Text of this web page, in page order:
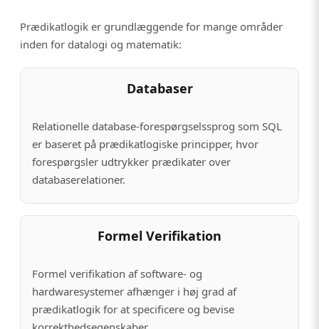
Prædikatlogik er grundlæggende for mange områder
inden for datalogi og matematik:
Databaser
Relationelle database-forespørgselssprog som SQL
er baseret på prædikatlogiske principper, hvor
forespørgsler udtrykker prædikater over
databaserelationer.
Formel Verifikation
Formel verifikation af software- og
hardwaresystemer afhænger i høj grad af
prædikatlogik for at specificere og bevise